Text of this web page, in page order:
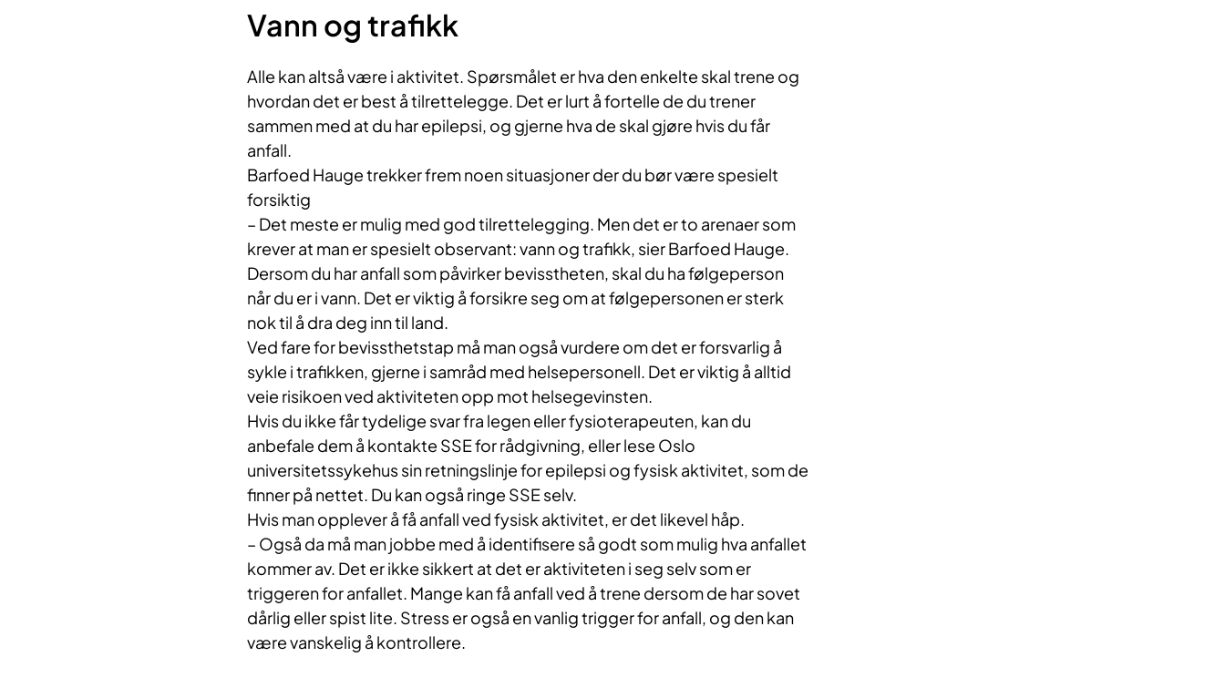
Vann og trafikk
Alle kan altså være i aktivitet. Spørsmålet er hva den enkelte skal trene og
hvordan det er best å tilrettelegge. Det er lurt å fortelle de du trener
sammen med at du har epilepsi, og gjerne hva de skal gjøre hvis du får
anfall.
Barfoed Hauge trekker frem noen situasjoner der du bør være spesielt
forsiktig
– Det meste er mulig med god tilrettelegging. Men det er to arenaer som
krever at man er spesielt observant: vann og trafikk, sier Barfoed Hauge.
Dersom du har anfall som påvirker bevisstheten, skal du ha følgeperson
når du er i vann. Det er viktig å forsikre seg om at følgepersonen er sterk
nok til å dra deg inn til land.
Ved fare for bevissthetstap må man også vurdere om det er forsvarlig å
sykle i trafikken, gjerne i samråd med helsepersonell. Det er viktig å alltid
veie risikoen ved aktiviteten opp mot helsegevinsten.
Hvis du ikke får tydelige svar fra legen eller fysioterapeuten, kan du
anbefale dem å kontakte SSE for rådgivning, eller lese Oslo
universitetssykehus sin retningslinje for epilepsi og fysisk aktivitet, som de
finner på nettet. Du kan også ringe SSE selv.
Hvis man opplever å få anfall ved fysisk aktivitet, er det likevel håp.
– Også da må man jobbe med å identifisere så godt som mulig hva anfallet
kommer av. Det er ikke sikkert at det er aktiviteten i seg selv som er
triggeren for anfallet. Mange kan få anfall ved å trene dersom de har sovet
dårlig eller spist lite. Stress er også en vanlig trigger for anfall, og den kan
være vanskelig å kontrollere.